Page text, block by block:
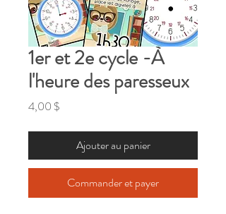
1er et 2e cycle -À
l'heure des paresseux
4,00 $
Ajouter au panier
Commander et payer